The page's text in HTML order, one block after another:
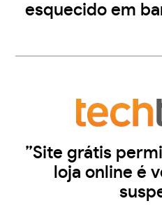
esquecido em
”Site grátis
loja online é